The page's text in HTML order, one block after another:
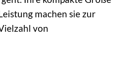
machen sie zur
von